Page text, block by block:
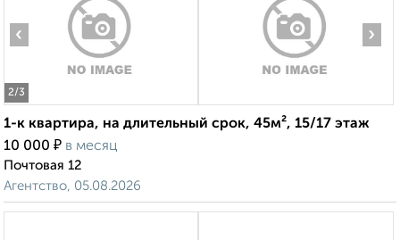
2/3
‹ ›
1-к квартира, на длительный срок, 45м², 15/17 этаж
10 000 ₽ в месяц
Почтовая 12
Агентство, 05.08.2026